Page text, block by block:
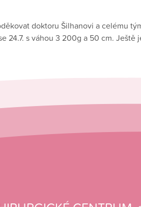
doktoru Šilhanovi a celému
24.7. s váhou 3 200g a 50 cm.